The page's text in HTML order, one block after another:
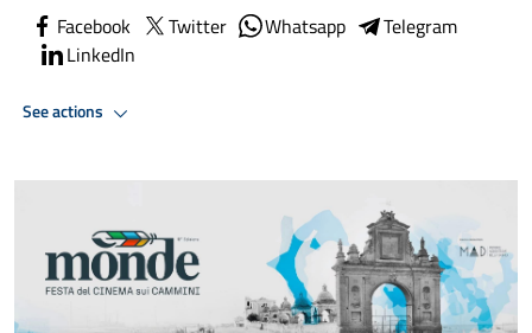
Facebook Twitter Whatsapp
Telegram
LinkedIn
See actions